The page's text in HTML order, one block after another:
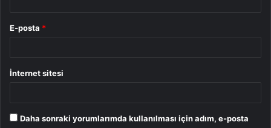
E-posta *
İnternet sitesi
Daha sonraki yorumlarımda kullanılması için adım, e-posta